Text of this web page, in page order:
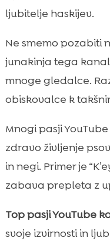
ljubitelje haskijev.
Ne smemo pozabiti
junakinja tega
mnoge gledalce.
obiskovalce k
Mnogi pasji
zdravo življenje
in negi. Primer je
zabava prepleta z
Top pasji YouTube
svoje izvirnosti in